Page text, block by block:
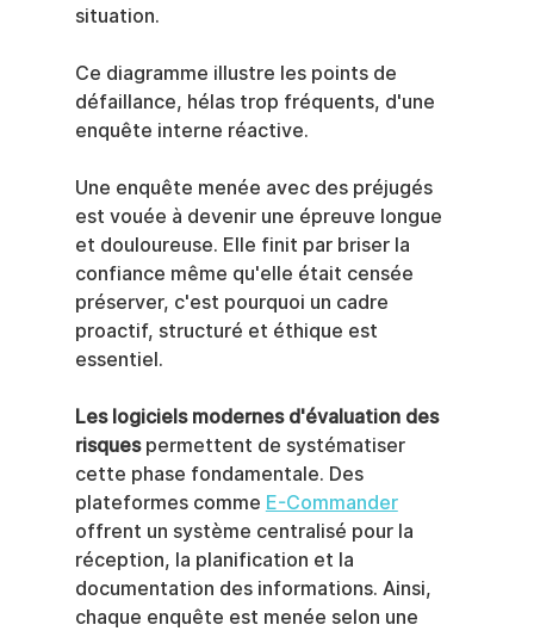
situation.
Ce diagramme illustre les points de
défaillance, hélas trop fréquents, d'une
enquête interne réactive.
Une enquête menée avec des préjugés
est vouée à devenir une épreuve longue
et douloureuse. Elle finit par briser la
confiance même qu'elle était censée
préserver, c'est pourquoi un cadre
proactif, structuré et éthique est
essentiel.
Les logiciels modernes d'évaluation des
risques permettent de systématiser
cette phase fondamentale. Des
plateformes comme E-Commander
offrent un système centralisé pour la
réception, la planification et la
documentation des informations. Ainsi,
chaque enquête est menée selon une